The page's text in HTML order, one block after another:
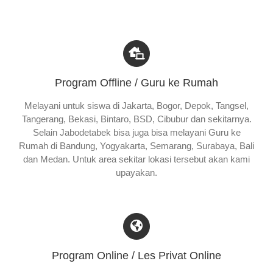
Program Offline / Guru ke Rumah
Melayani untuk siswa di Jakarta, Bogor, Depok, Tangsel,
Tangerang, Bekasi, Bintaro, BSD, Cibubur dan sekitarnya.
Selain Jabodetabek bisa juga bisa melayani Guru ke
Rumah di Bandung, Yogyakarta, Semarang, Surabaya, Bali
dan Medan. Untuk area sekitar lokasi tersebut akan kami
upayakan.
Program Online / Les Privat Online